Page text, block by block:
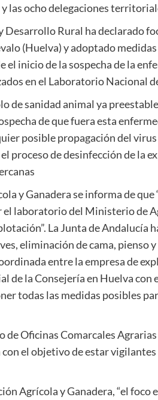
las ocho delegaciones
Desarrollo Rural ha declarado
(Huelva) y adoptado
inicio de la sospecha de la
en el Laboratorio Nacional
de sanidad animal ya
de que fuera esta
posible propagación del virus
proceso de desinfección de la
y Ganadera se informa de que
el laboratorio del Ministerio de
La Junta de Andalucía
eliminación de cama, pienso
entre la empresa de
de la Consejería en Huelva con
todas las medidas posibles
Oficinas Comarcales Agrarias
el objetivo de estar
Agrícola y Ganadera, “el foco